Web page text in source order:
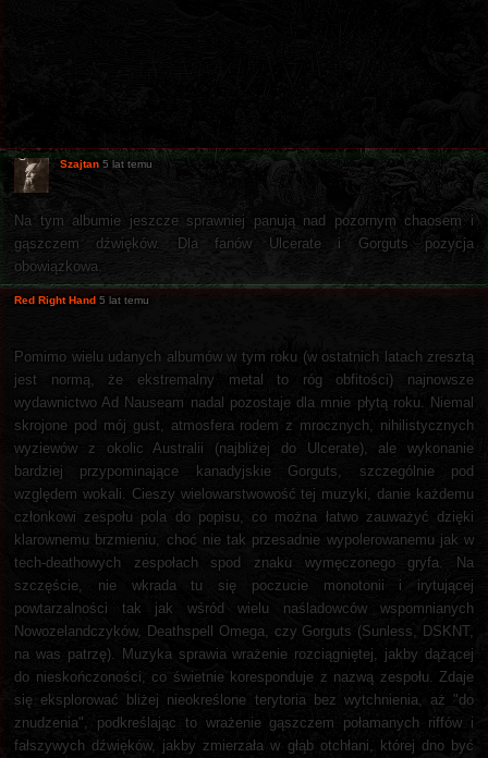
Szajtan 5 lat temu
Na tym albumie jeszcze sprawniej panują nad pozornym chaosem i
gąszczem dźwięków. Dla fanów Ulcerate i Gorguts pozycja
obowiązkowa.
Red Right Hand 5 lat temu
Pomimo wielu udanych albumów w tym roku (w ostatnich latach zresztą
jest normą, że ekstremalny metal to róg obfitości) najnowsze
wydawnictwo Ad Nauseam nadal pozostaje dla mnie płytą roku. Niemal
skrojone pod mój gust, atmosfera rodem z mrocznych, nihilistycznych
wyziewów z okolic Australii (najbliżej do Ulcerate), ale wykonanie
bardziej przypominające kanadyjskie Gorguts, szczególnie pod
względem wokali. Cieszy wielowarstwowość tej muzyki, danie każdemu
członkowi zespołu pola do popisu, co można łatwo zauważyć dzięki
klarownemu brzmieniu, choć nie tak przesadnie wypolerowanemu jak w
tech-deathowych zespołach spod znaku wymęczonego gryfa. Na
szczęście, nie wkrada tu się poczucie monotonii i irytującej
powtarzalności tak jak wśród wielu naśladowców wspomnianych
Nowozelandczyków, Deathspell Omega, czy Gorguts (Sunless, DSKNT,
na was patrzę). Muzyka sprawia wrażenie rozciągniętej, jakby dążącej
do nieskończoności, co świetnie koresponduje z nazwą zespołu. Zdaje
się eksplorować bliżej nieokreślone terytoria bez wytchnienia, aż "do
znudzenia", podkreślając to wrażenie gąszczem połamanych riffów i
fałszywych dźwięków, jakby zmierzała w głąb otchłani, której dno być